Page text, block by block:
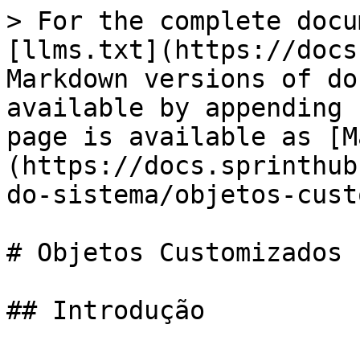
> For the complete
[llms.txt](https://
Markdown versions of
available by
page is available as
(https://
do-sistema/objetos-
# Objetos Customizados
## Introdução